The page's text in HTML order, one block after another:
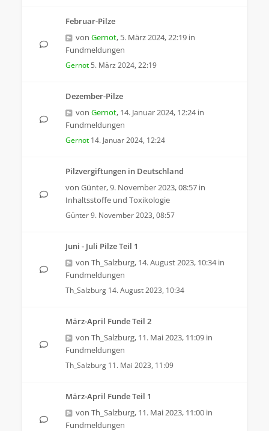
Februar-Pilze
von Gernot, 5. März 2024, 22:19 in
Fundmeldungen
Gernot 5. März 2024, 22:19
Dezember-Pilze
von Gernot, 14. Januar 2024, 12:24in
Fundmeldungen
Gernot 14. Januar 2024, 12:24
Pilzvergiftungen in Deutschland
von Günter,9. November 2023, 08:57 in
Inhaltsstoffe und Toxikologie
Günter9. November 2023, 08:57
Juni - Juli Pilze Teil 1
von Th_Salzburg, 14. August 2023, 10:34in
Fundmeldungen
Th_Salzburg 14. August 2023, 10:34
März-April Funde Teil 2
von Th_Salzburg, 11. Mai 2023, 11:09 in
Fundmeldungen
Th_Salzburg 11. Mai 2023, 11:09
März-April Funde Teil 1
von Th_Salzburg, 11. Mai 2023, 11:00 in
Fundmeldungen